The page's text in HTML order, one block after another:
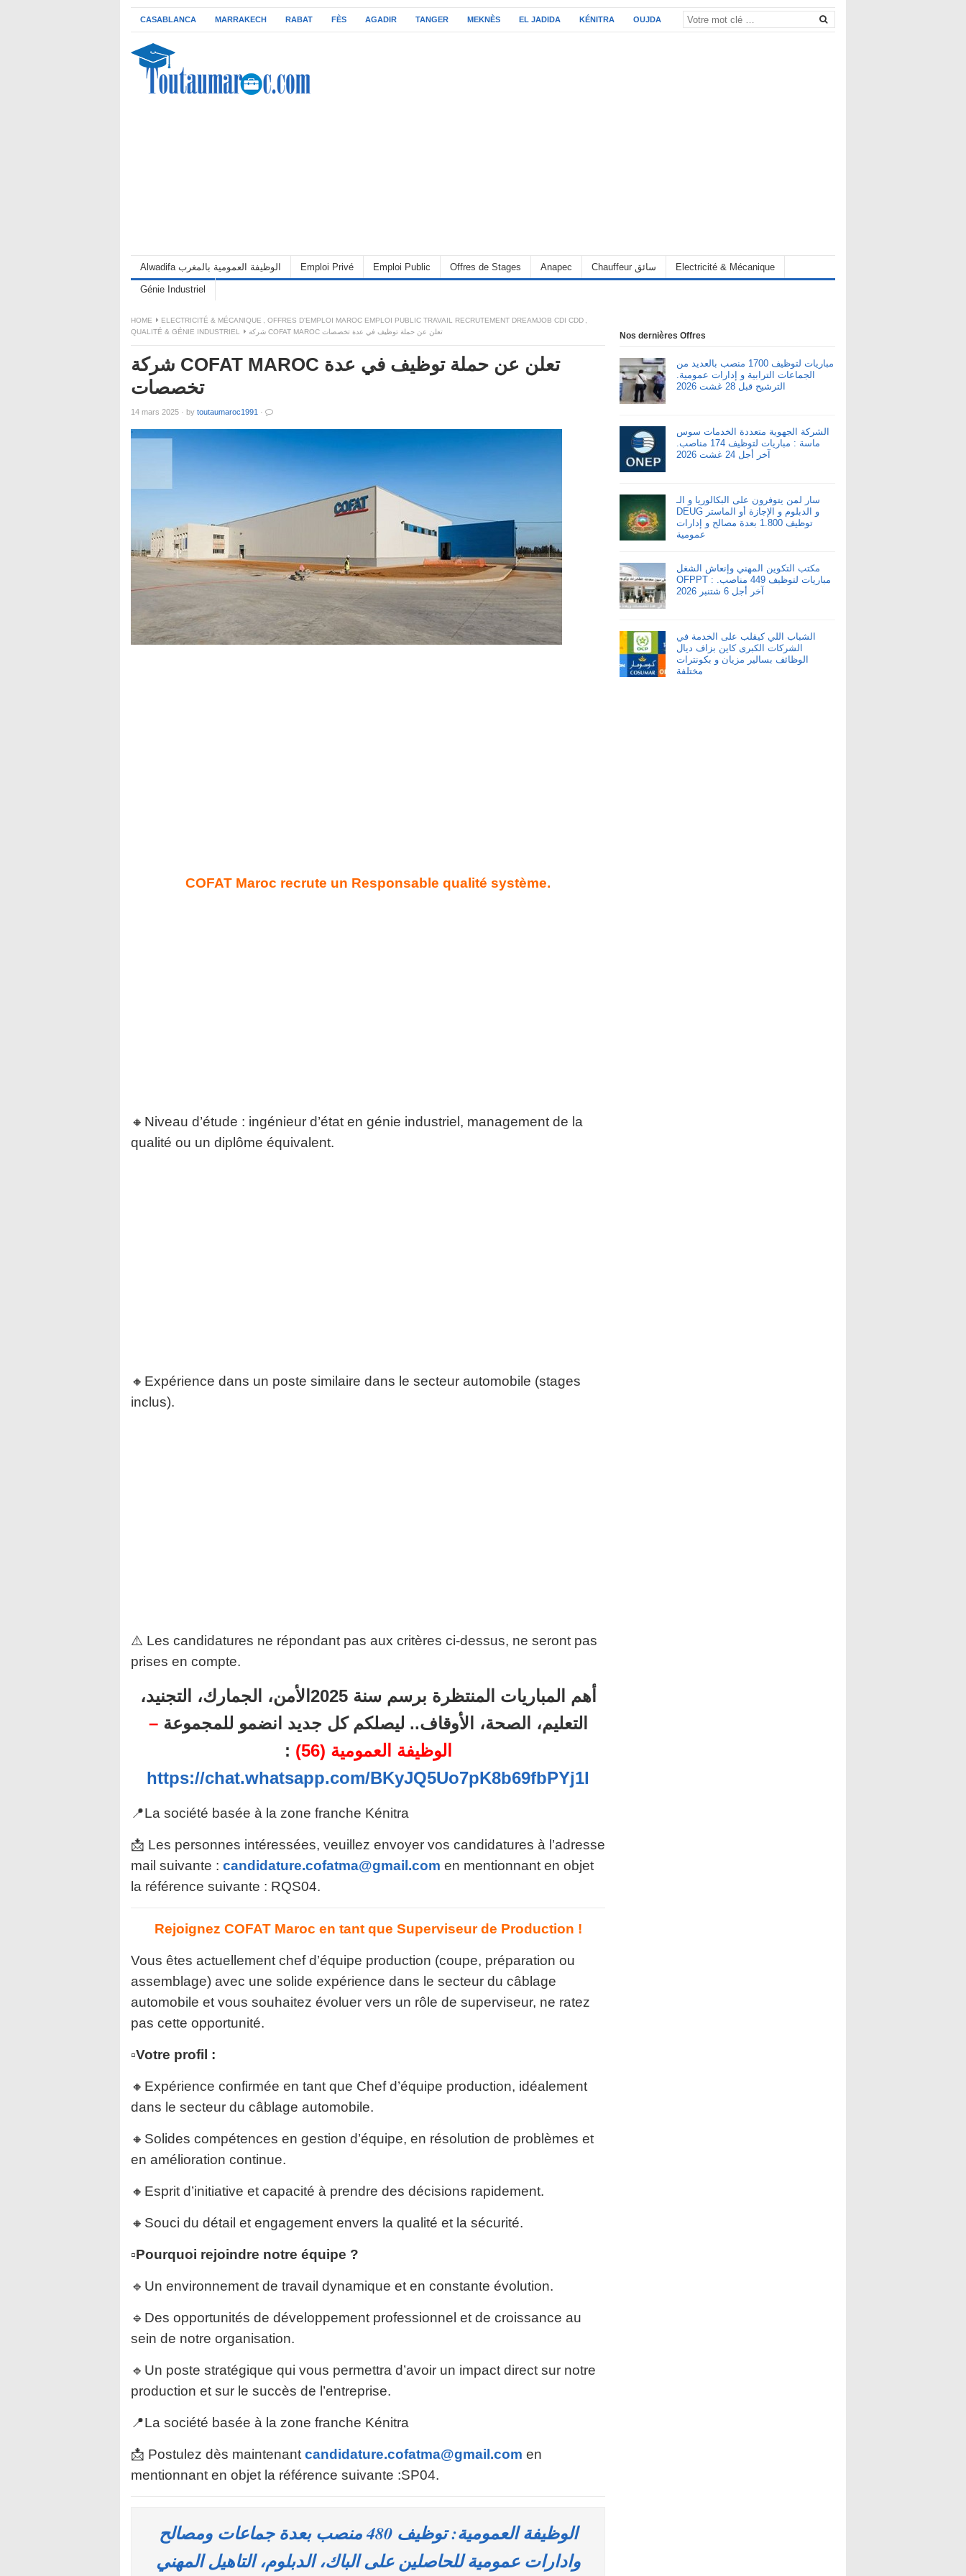
CASABLANCA MARRAKECH RABAT FÈS AGADIR TANGER MEKNÈS EL JADIDA KÉNITRA OUJDA
Alwadifa الوظيفة العمومية بالمغرب Emploi Privé Emploi Public Offres de Stages Anapec Chauffeur سائق Electricité & Mécanique
Génie Industriel
HOME ELECTRICITÉ & MÉCANIQUE OFFRES D'EMPLOI MAROC EMPLOI PUBLIC TRAVAIL RECRUTEMENT DREAMJOB CDI CDD
QUALITÉ & GÉNIE INDUSTRIEL
شركة COFAT MAROC تعلن عن حملة توظيف في عدة تخصصات
شركة COFAT MAROC تعلن عن حملة توظيف في عدة
تخصصات
14 mars 2025 · by toutaumaroc1991 ·
COFAT Maroc recrute un Responsable qualité système.
🔸Niveau d’étude : ingénieur d’état en génie industriel, management de la
qualité ou un diplôme équivalent.
🔸Expérience dans un poste similaire dans le secteur automobile (stages
inclus).
⚠️ Les candidatures ne répondant pas aux critères ci-dessus, ne seront pas
prises en compte.
أهم المباريات المنتظرة برسم سنة 2025الأمن، الجمارك، التجنيد،
التعليم، الصحة، الأوقاف.. ليصلكم كل جديد انضمو للمجموعة–
الوظيفة العمومية (56)
:
https://chat.whatsapp.com/BKyJQ5Uo7pK8b69fbPYj1l
📍La société basée à la zone franche Kénitra
📩 Les personnes intéressées, veuillez envoyer vos candidatures à l’adresse
mail suivante : candidature.cofatma@gmail.com en mentionnant en objet
la référence suivante : RQS04.
Rejoignez COFAT Maroc en tant que Superviseur de Production !
Vous êtes actuellement chef d’équipe production (coupe, préparation ou
assemblage) avec une solide expérience dans le secteur du câblage
automobile et vous souhaitez évoluer vers un rôle de superviseur, ne ratez
pas cette opportunité.
▫️Votre profil :
🔸Expérience confirmée en tant que Chef d’équipe production, idéalement
dans le secteur du câblage automobile.
🔸Solides compétences en gestion d’équipe, en résolution de problèmes et
en amélioration continue.
🔸Esprit d’initiative et capacité à prendre des décisions rapidement.
🔸Souci du détail et engagement envers la qualité et la sécurité.
▫️Pourquoi rejoindre notre équipe ?
🔹Un environnement de travail dynamique et en constante évolution.
🔹Des opportunités de développement professionnel et de croissance au
sein de notre organisation.
🔹Un poste stratégique qui vous permettra d’avoir un impact direct sur notre
production et sur le succès de l’entreprise.
📍La société basée à la zone franche Kénitra
📩 Postulez dès maintenant candidature.cofatma@gmail.com en
mentionnant en objet la référence suivante :SP04.
الوظيفة العمومية: توظيف 480 منصب بعدة جماعات ومصالح
وادارات عمومية للحاصلين على الباك، الدبلوم، التاهيل المهني
Nos dernières Offres
مباريات لتوظيف 1700 منصب بالعديد من
الجماعات الترابية و إدارات عمومية.
الترشيح قبل 28 غشت 2026
الشركة الجهوية متعددة الخدمات سوس
ماسة : مباريات لتوظيف 174 مناصب.
آخر أجل 24 غشت 2026
سار لمن يتوفرون على البكالوريا و الـ
DEUG و الدبلوم و الإجازة أو الماستر
توظيف 1.800 بعدة مصالح و إدارات
عمومية
مكتب التكوين المهني وإنعاش الشغل
OFPPT : مباريات لتوظيف 449 مناصب.
آخر أجل 6 شتنبر 2026
الشباب اللي كيقلب على الخدمة في
الشركات الكبرى كاين بزاف ديال
الوظائف بسالير مزيان و بكونترات
مختلفة